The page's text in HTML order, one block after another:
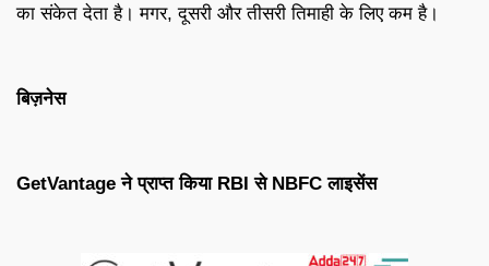
का संकेत देता है। मगर, दूसरी और तीसरी तिमाही के लिए कम है।
बिज़नेस
GetVantage ने प्राप्त किया RBI से NBFC लाइसेंस